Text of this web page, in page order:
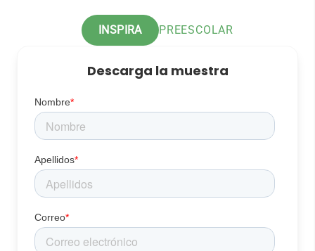
INSPIRA PREESCOLAR
Descarga la muestra
Nombre*
Apellidos*
Correo*